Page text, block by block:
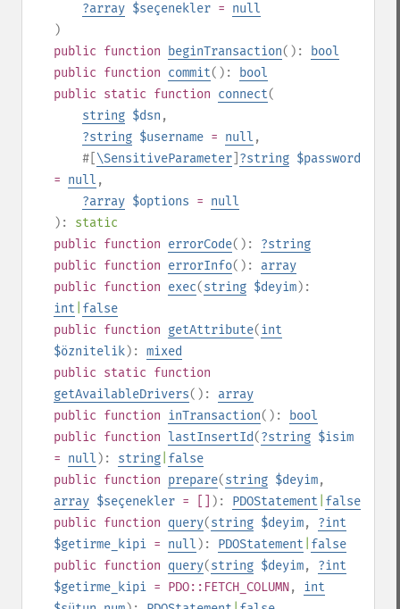
?array $seçenekler = null
)
public function beginTransaction():
bool
public function commit():
bool
public static function connect(
string $dsn ,
?string $username = null ,
#[ \SensitiveParameter ?string $password
= null ,
?array $options = null
): static
public function errorCode(): ?string
public function errorInfo(): array
public function exec(string $deyim):
int false
public function getAttribute(int
$öznitelik): mixed
public static function
getAvailableDrivers(): array
public function inTransaction():
bool
public function lastInsertId(?string $isim
= null ): string false
public function prepare(string $deyim,
array $seçenekler = [] ): PDOStatement false
public function query(string $deyim, ?int
$getirme_kipi = null ): PDOStatement false
public function query(string $deyim, ?int
$getirme_kipi = PDO::FETCH_COLUMN, int